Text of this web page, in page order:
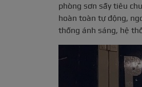
phòng sơn sấy tiêu
hoàn toàn tự động,
thống ánh sáng, hệ